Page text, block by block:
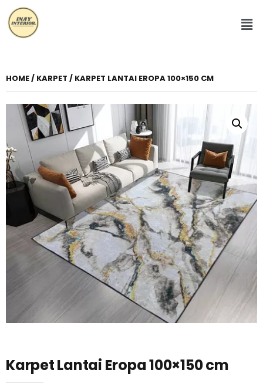
HOME/ KARPET / KARPET LANTAI EROPA 100×150 CM
Karpet Lantai Eropa 100×150 cm